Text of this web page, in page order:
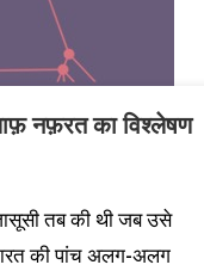
नफ़रत का विश्लेषण
तब की थी जब उसे
की पांच अलग-अलग